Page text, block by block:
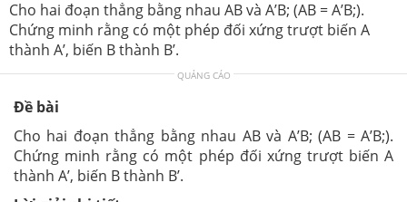
Cho hai đoạn thẳng bằng nhau AB và A’B; (AB = A’B;).
Chứng minh rằng có một phép đối xứng trượt biến A
thành A’, biến B thành B’.
QUẢNG CÁO
Đề bài
Cho hai đoạn thẳng bằng nhau AB và A’B; (AB = A’B;).
Chứng minh rằng có một phép đối xứng trượt biến A
thành A’, biến B thành B’.